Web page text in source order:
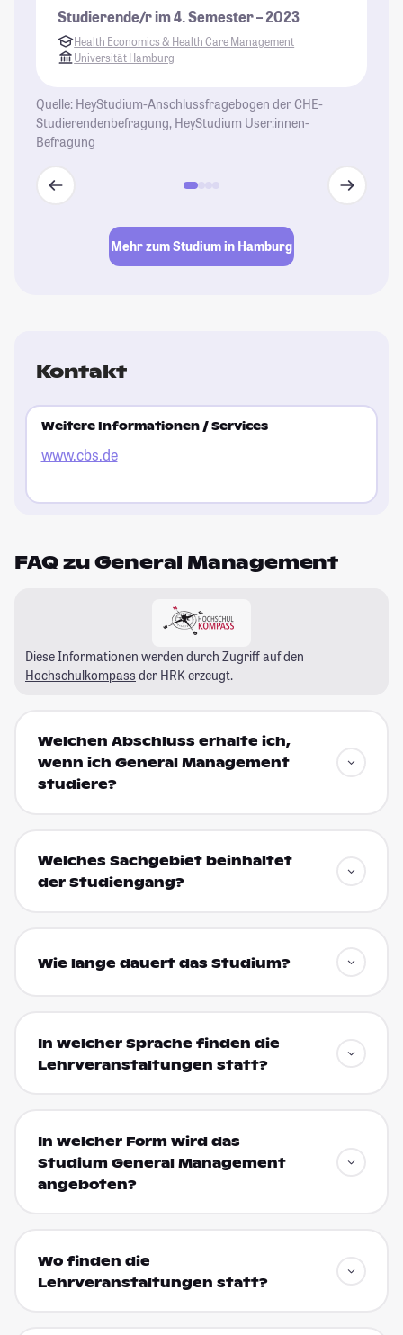
Studierende/r im 4. Semester – 2023
Health Economics & Health Care Management
Universität Hamburg
Quelle: HeyStudium-Anschlussfragebogen der CHE-
Studierendenbefragung, HeyStudium User:innen-
Befragung
Mehr zum Studium in Hamburg
Kontakt
Weitere Informationen / Services
www.cbs.de
FAQ zu General Management
Diese Informationen werden durch Zugriff auf den
Hochschulkompass der HRK erzeugt.
Welchen Abschluss erhalte ich,
wenn ich General Management
studiere?
Welches Sachgebiet beinhaltet
der Studiengang?
Wie lange dauert das Studium?
In welcher Sprache finden die
Lehrveranstaltungen statt?
In welcher Form wird das
Studium General Management
angeboten?
Wo finden die
Lehrveranstaltungen statt?